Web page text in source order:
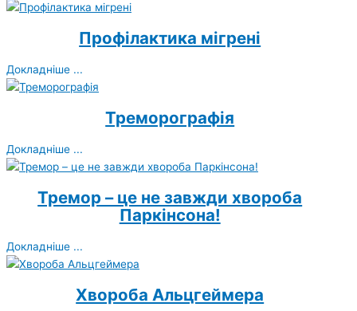
Профілактика мігрені
Докладніше ...
Треморографія
Докладніше ...
Тремор – це не завжди хвороба
Паркінсона!
Докладніше ...
Хвороба Альцгеймера